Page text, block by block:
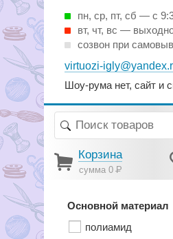
пн, ср, пт, cб — с
вт, чт, вс —
созвон при
virtuozi-
Шоу-рума нет, сайт и
Корзина
сумма 0Р
Основной материал
полиамид